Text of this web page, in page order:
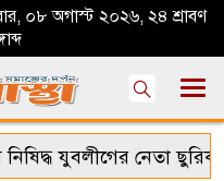
০৮ অগাস্ট ২০২৬, ২৪ শ্রাবণ
যুবলীগের নেতা